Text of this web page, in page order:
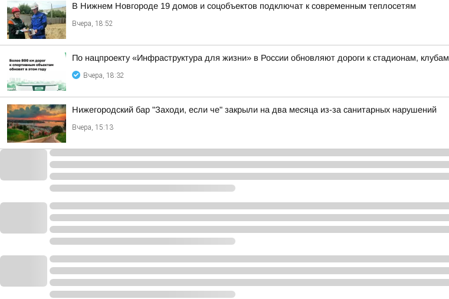
В Нижнем Новгороде 19 домов и соцобъектов подключат к современным теплосетям
Вчера, 18:52
По нацпроекту «Инфраструктура для жизни» в России обновляют дороги к стадионам,
Вчера, 18:32
Нижегородский бар "Заходи, если че" закрыли на два месяца из-за санитарных нарушений
Вчера, 15:13